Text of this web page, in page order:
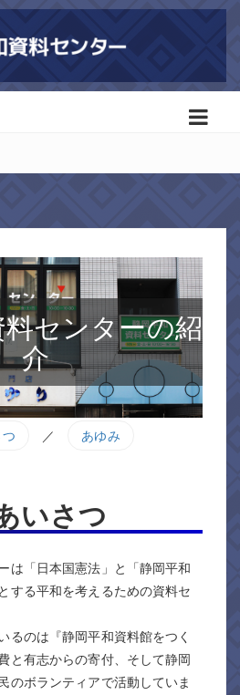
センターの紹
介
／ あゆみ
いさつ
は「日本国憲法」と「静岡平和
する平和を考えるための資料セ
るのは『静岡平和資料館をつく
と有志からの寄付、そして静岡
のボランティアで活動していま